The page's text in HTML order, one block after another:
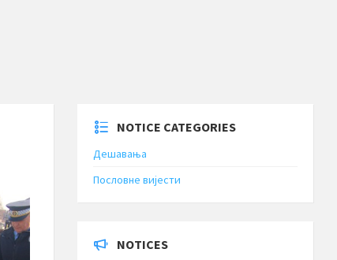
NOTICE CATEGORIES
Дешавања
Пословне вијести
NOTICES